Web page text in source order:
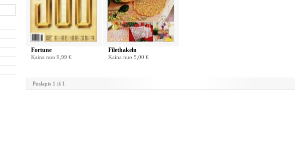
Fortune
Kaina nuo 9,99 €
Filethakeln
Kaina nuo 5,00 €
Puslapis 1 iš 1